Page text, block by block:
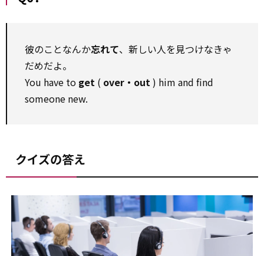
彼のことなんか忘れて、新しい人を見つけなきゃ
だめだよ。
You have to get ( over・out) him and find
someone new.
クイズの答え